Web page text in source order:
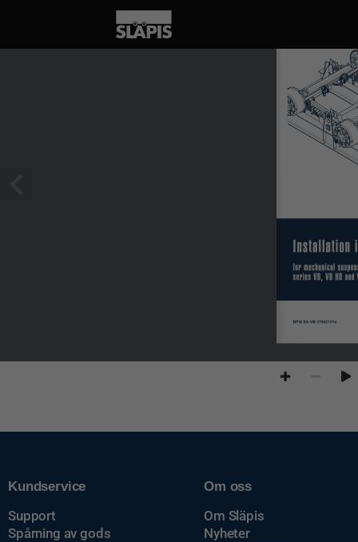
Installation
for mechanical
series VB, VB HD and
BPW EA-VB 37602101e
Kundservice
Support
Spårning av gods
Om oss
Om Släpis
Nyheter